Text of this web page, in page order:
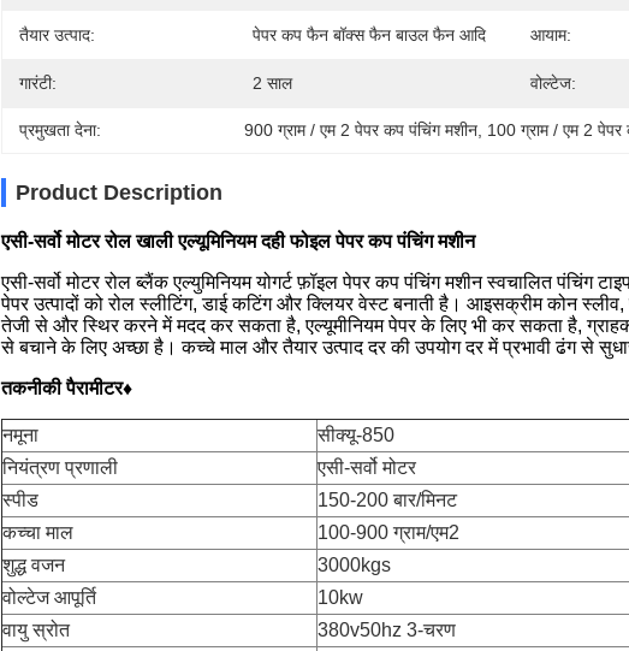
तैयार उत्पाद: पेपर कप फैन बॉक्स फैन बाउल फैन आदि आयाम:
गारंटी: 2 साल वोल्टेज:
प्रमुखता देना: 900 ग्राम / एम 2 पेपर कप पंचिंग मशीन 100 ग्राम / एम 2 पेपर
Product Description
एसी-सर्वो मोटर रोल खाली एल्यूमिनियम दही फोइल पेपर कप पंचिंग मशीन
एसी-सर्वो मोटर रोल ब्लैंक एल्युमिनियम योगर्ट फ़ॉइल पेपर कप पंचिंग मशीन स्वचालित पंचिंग
पेपर उत्पादों को रोल स्लीटिंग, डाई कटिंग और क्लियर वेस्ट बनाती है। आइसक्रीम कोन
तेजी से और स्थिर करने में मदद कर सकता है, एल्यूमीनियम पेपर के लिए भी कर सकता है,
से बचाने के लिए अच्छा है। कच्चे माल और तैयार उत्पाद दर की उपयोग दर में प्रभावी ढंग से
तकनीकी पैरामीटर♦
नमूना
सीक्यू-850
नियंत्रण प्रणाली
एसी-सर्वो मोटर
स्पीड
150-200 बार/मिनट
कच्चा माल
100-900 ग्राम/एम2
शुद्ध वजन
3000kgs
वोल्टेज आपूर्ति
10kw
वायु स्रोत
380v50hz 3-चरण